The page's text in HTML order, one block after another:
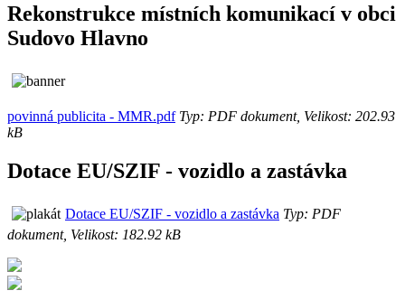
Rekonstrukce místních komunikací v obci
Sudovo Hlavno
povinná publicita - MMR.pdfTyp: PDF dokument, Velikost: 202.93
kB
Dotace EU/SZIF - vozidlo a zastávka
Dotace EU/SZIF - vozidlo a zastávka Typ: PDF
dokument, Velikost: 182.92 kB